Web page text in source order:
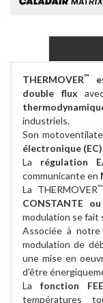
THERMOVER™
double flux
industriels.
Son
électronique (EC)
La régulation
communicante en
La THERMOVER™
CONSTANTE
modulation se fait
Associée à
modulation de
une mise en
d'être
La fonction FEE
températures